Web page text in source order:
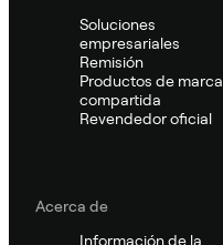
Soluciones
empresariales
Remisión
Productos de marca
compartida
Revendedor oficial
Acerca de
Información de la